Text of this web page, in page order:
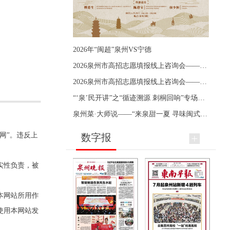
”。违反上
性负责，被
网站所用作
用本网站发
2026年“闽超”泉州VS宁德
数字报